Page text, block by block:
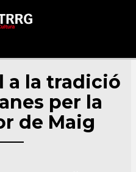
a la tradició
per la
de Maig